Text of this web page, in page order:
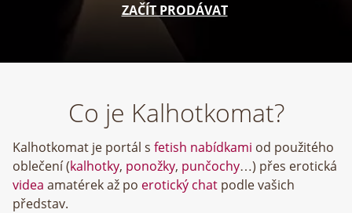
ZAČÍT PRODÁVAT
Co je Kalhotkomat?
Kalhotkomat je portál s fetish nabídkami od použitého
oblečení (kalhotky, ponožky, punčochy…) přes erotická
videa amatérek až po erotický chat podle vašich
představ.